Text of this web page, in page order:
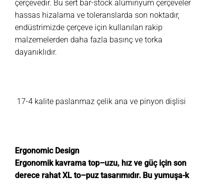
çerçevedir. Bu sert bar-stock alüminyum çerçeveler
hassas hizalama ve toleranslarda son noktadır,
endüstrimizde çerçeve için kullanılan rakip
malzemelerden daha fazla basınç ve torka
dayanıklıdır.
17-4 kalite paslanmaz çelik ana ve pinyon dişlisi
Ergonomic Design
Ergonomik kavrama top–uzu, hız ve güç için son
derece rahat XL to–puz tasarımıdır. Bu yumuşa-k